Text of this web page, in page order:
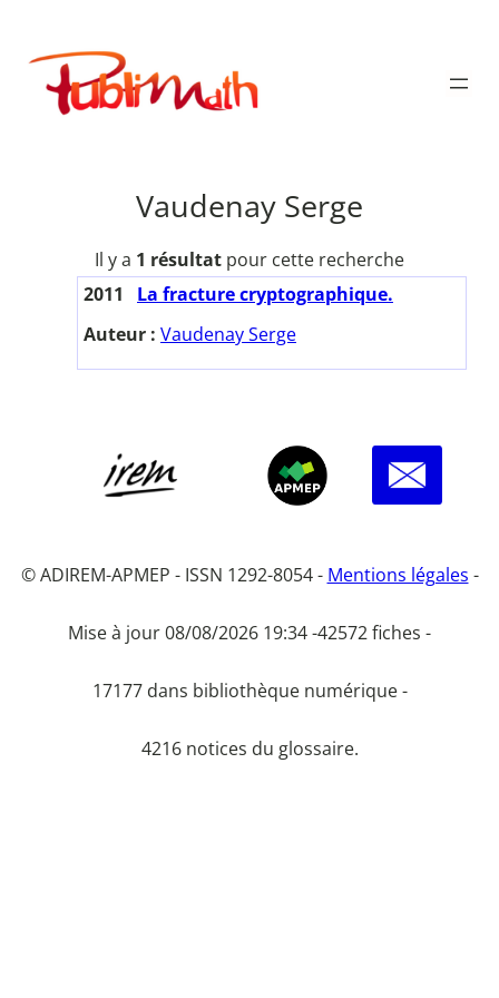
contenu
Publimath
Vaudenay Serge
Il y a 1 résultat pour cette recherche
2011
La fracture cryptographique.
Auteur : Vaudenay Serge
© ADIREM-APMEP - ISSN 1292-8054 - Mentions légales -
Mise à jour 08/08/2026 19:34 -42572 fiches -
17177 dans bibliothèque numérique -
4216 notices du glossaire.